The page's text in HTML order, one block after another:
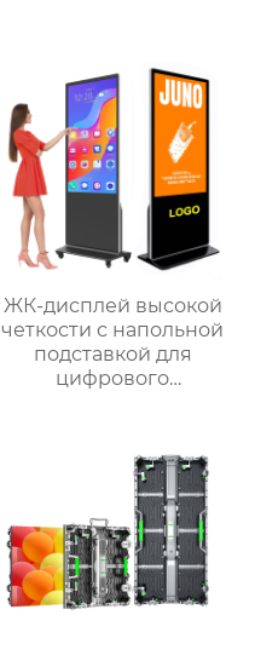
ЖК-дисплей высокой
четкости с напольной
подставкой для
цифрового